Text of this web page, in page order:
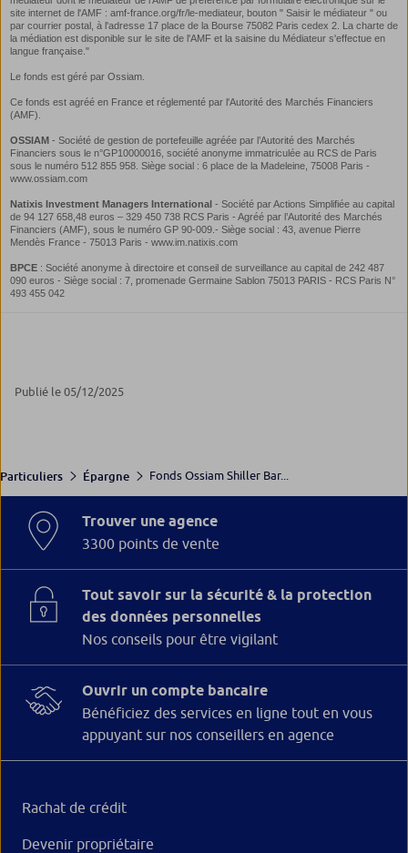
Publié le 05/12/2025
Particuliers Épargne Fonds Ossiam Shiller Bar...
Trouver une agence
3300 points de vente
Tout savoir sur la sécurité & la protection
des données personnelles
Nos conseils pour être vigilant
Ouvrir un compte bancaire
Bénéficiez des services en ligne tout en vous
appuyant sur nos conseillers en agence
Rachat de crédit
Devenir propriétaire